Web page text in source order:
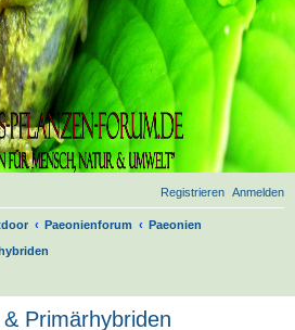
Anmelden
Registrieren
Paeonienforum
Paeonien
Primärhybriden